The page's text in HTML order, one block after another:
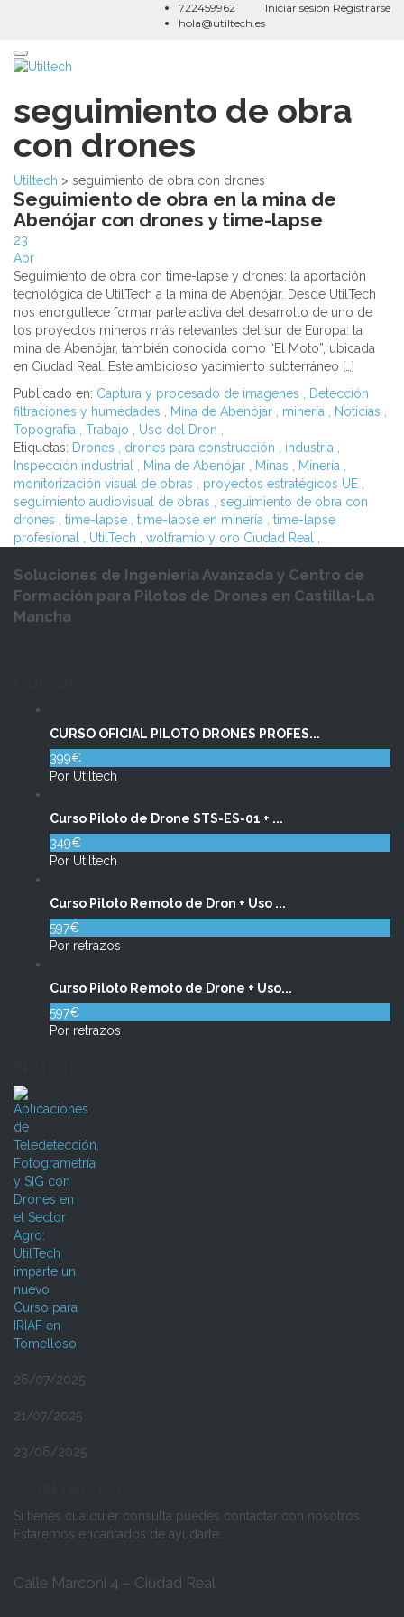
Iniciar sesión Registrarse
722459962
hola@utiltech.es
Toggle
seguimiento de obra
con drones
Utiltech > seguimiento de obra con drones
Seguimiento de obra en la mina de
Abenójar con drones y time-lapse
23
Abr
Seguimiento de obra con time-lapse y drones: la aportación
tecnológica de UtilTech a la mina de Abenójar. Desde UtilTech
nos enorgullece formar parte activa del desarrollo de uno de
los proyectos mineros más relevantes del sur de Europa: la
mina de Abenójar, también conocida como “El Moto”, ubicada
en Ciudad Real. Este ambicioso yacimiento subterráneo […]
Publicado en: Captura y procesado de imagenes
Detección
filtraciones y humedades
Mina de Abenójar minería Noticias
Topografía
Trabajo Uso del Dron
Etiquetas: Drones drones para construcción industria
Inspección industrial
Mina de Abenójar Minas Minería
monitorización visual de obras
proyectos estratégicos UE
seguimiento audiovisual de obras
seguimiento de obra con
drones
time-lapse time-lapse en minería
time-lapse
profesional
UtilTech wolframio y oro Ciudad Real
Soluciones de Ingeniería Avanzada y Centro de
Formación para Pilotos de Drones en Castilla-La
Mancha
CURSO OFICIAL PILOTO DRONES PROFES...
399€
Por Utiltech
Curso Piloto de Drone STS-ES-01 + ...
349€
Por Utiltech
Curso Piloto Remoto de Dron + Uso ...
597€
Por retrazos
Curso Piloto Remoto de Drone + Uso...
597€
Por retrazos
26/07/2025
21/07/2025
23/06/2025
Si tienes cualquier consulta puedes contactar con nosotros.
Estaremos encantados de ayudarte:
Calle Marconi 4 – Ciudad Real